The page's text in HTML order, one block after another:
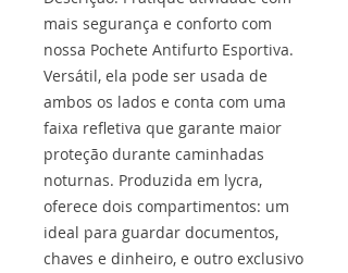
mais segurança e conforto com
nossa Pochete Antifurto Esportiva.
Versátil, ela pode ser usada de
ambos os lados e conta com uma
faixa refletiva que garante maior
proteção durante caminhadas
noturnas. Produzida em lycra,
oferece dois compartimentos: um
ideal para guardar documentos,
chaves e dinheiro, e outro exclusivo